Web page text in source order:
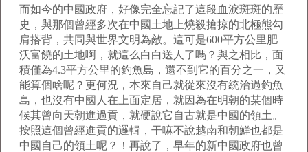
而如今的中國政府，好像完全忘記了這段血淚斑斑的歷
史，與那個曾經多次在中國土地上燒殺搶掠的北極熊勾
肩搭背，共同與世界文明為敵。這可是600平方公里肥
沃富饒的土地啊，就這么白白送人了嗎？與之相比，面
積僅為4.3平方公里的釣魚島，還不到它的百分之一，又
能算個啥呢？更何況，本來自己就從來沒有統治過釣魚
島，也沒有中國人在上面定居，就因為在明朝的某個時
候其曾向天朝進過貢，就硬說它自古就是中國的領土。
按照這個曾經進貢的邏輯，干嘛不說越南和朝鮮也都是
中國自己的領土呢？！再說了，早年的新中國政府也曾